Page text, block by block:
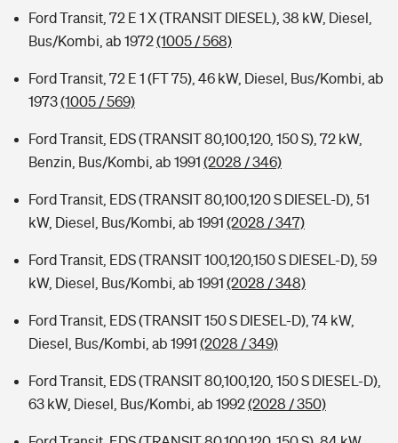
Ford Transit, 72 E 1 X (TRANSIT DIESEL), 38 kW, Diesel,
Bus/Kombi, ab 1972(1005 / 568)
Ford Transit, 72 E 1 (FT 75), 46 kW, Diesel, Bus/Kombi, ab
1973(1005 / 569)
Ford Transit, EDS (TRANSIT 80,100,120, 150 S), 72 kW,
Benzin, Bus/Kombi, ab 1991 (2028 / 346)
Ford Transit, EDS (TRANSIT 80,100,120 S DIESEL-D), 51
kW, Diesel, Bus/Kombi, ab 1991 (2028 / 347)
Ford Transit, EDS (TRANSIT 100,120,150 S DIESEL-D), 59
kW, Diesel, Bus/Kombi, ab 1991 (2028 / 348)
Ford Transit, EDS (TRANSIT 150 S DIESEL-D), 74 kW,
Diesel, Bus/Kombi, ab 1991 (2028 / 349)
Ford Transit, EDS (TRANSIT 80,100,120, 150 S DIESEL-D),
63 kW, Diesel, Bus/Kombi, ab 1992(2028 / 350)